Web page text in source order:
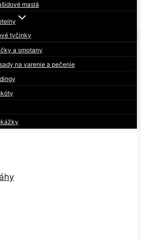
maslá
tyčinky
a smotany
na varenie a pečenie